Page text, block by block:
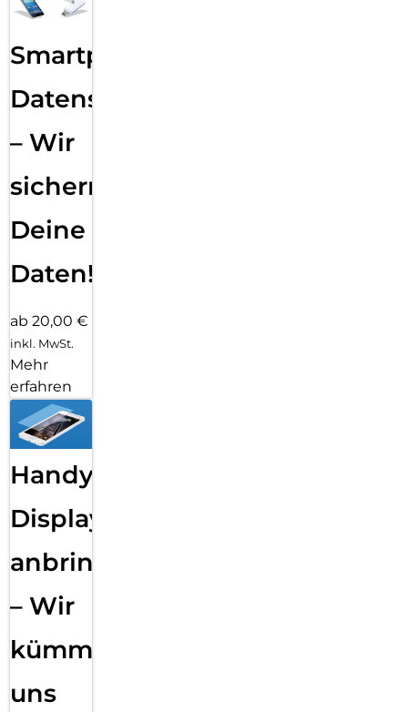
Smartphone
Datensicherung
– Wir
sichern
Deine
Daten!
ab 20,00 €
inkl. MwSt.
Mehr
erfahren
Handy
Displayfolie
anbringen
– Wir
kümmern
uns